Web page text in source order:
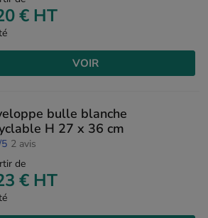
€ HT
VOIR
bulle blanche
H 27 x 36 cm
2 avis
de
€ HT